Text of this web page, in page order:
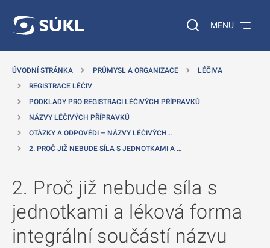
Vyhledávání na
MENU
ÚVODNÍ STRÁNKA PRŮMYSL A ORGANIZACE
LÉČIVA
REGISTRACE LÉČIV
PODKLADY PRO REGISTRACI LÉČIVÝCH PŘÍPRAVKŮ
NÁZVY LÉČIVÝCH PŘÍPRAVKŮ
OTÁZKY A ODPOVĚDI – NÁZVY LÉČIVÝCH…
2. PROČ JIŽ NEBUDE SÍLA S JEDNOTKAMI A …
2. Proč již nebude síla s
jednotkami a léková forma
integrální součástí názvu